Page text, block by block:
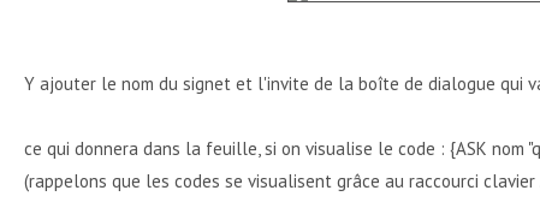
Y ajouter le nom du signet et l'invite de la boîte de dialogue qui
ce qui donnera dans la feuille, si on visualise le code : {ASK nom
(rappelons que les codes se visualisent grâce au raccourci clavier